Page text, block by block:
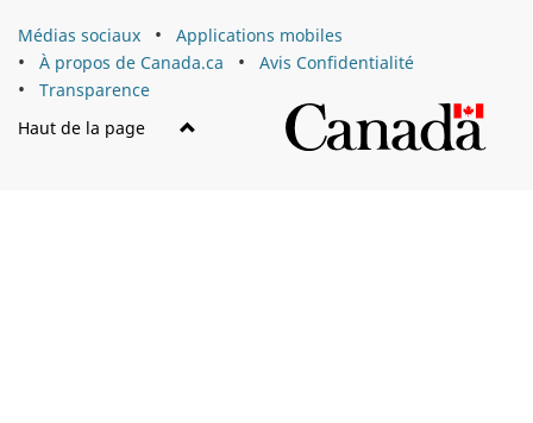
À
propos
du
Canada
Médias sociaux
Applications mobiles
À propos de Canada.ca
Avis Confidentialité
Transparence
Haut de la page